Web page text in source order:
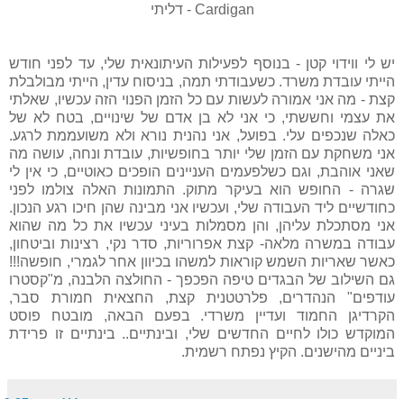
Cardigan - דליתי
יש לי ווידוי קטן - בנוסף לפעילות העיתונאית שלי, עד לפני חודש
הייתי עובדת משרד. כשעבודתי תמה, בניסוח עדין, הייתי מבולבלת
קצת - מה אני אמורה לעשות עם כל הזמן הפנוי הזה עכשיו, שאלתי
את עצמי וחששתי, כי אני לא בן אדם של שינויים, בטח לא של
כאלה שנכפים עלי. בפועל, אני נהנית נורא ולא משועממת לרגע.
אני משחקת עם הזמן שלי יותר בחופשיות, עובדת ונחה, עושה מה
שאני אוהבת, וגם כשלפעמים העניינים הופכים כאוטיים, כי אין לי
שגרה - החופש הוא בעיקר מתוק. התמונות האלה צולמו לפני
כחודשיים ליד העבודה שלי, ועכשיו אני מבינה שהן חיכו רגע הנכון.
אני מסתכלת עליהן, והן מסמלות בעיני עכשיו את כל מה שהוא
עבודה במשרה מלאה- קצת אפרוריות, סדר נקי, רצינות וביטחון,
כאשר שאריות השמש קוראות למשהו בכיוון אחר לגמרי, חופשה!!!
גם השילוב של הבגדים טיפה הפכפך - החולצה הלבנה, מ"קסטרו
עודפים" הנהדרים, פלרטטנית קצת, החצאית חמורת סבר,
הקרדיגן החמוד ועדיין משרדי. בפעם הבאה, מובטח פוסט
המוקדש כולו לחיים החדשים שלי, ובינתיים.. בינתיים זו פרידת
ביניים מהישנים. הקיץ נפתח רשמית.